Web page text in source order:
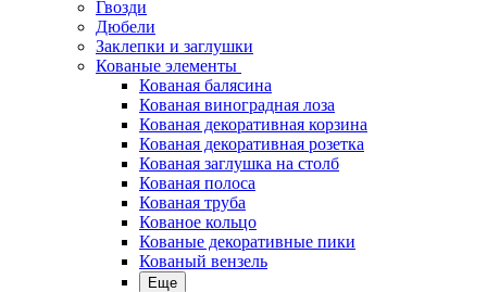
Гвозди
Дюбели
Заклепки и заглушки
Кованые элементы
Кованая балясина
Кованая виноградная лоза
Кованая декоративная корзина
Кованая декоративная розетка
Кованая заглушка на столб
Кованая полоса
Кованая труба
Кованое кольцо
Кованые декоративные пики
Кованый вензель
Еще